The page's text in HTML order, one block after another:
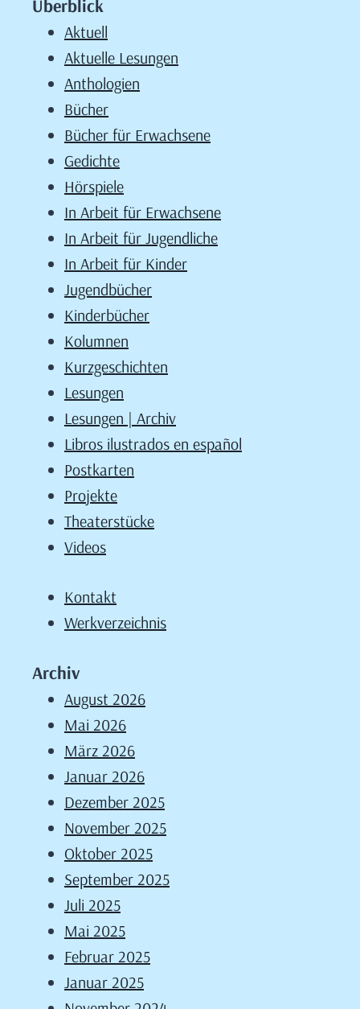
Überblick
Aktuell
Aktuelle Lesungen
Anthologien
Bücher
Bücher für Erwachsene
Gedichte
Hörspiele
In Arbeit für Erwachsene
In Arbeit für Jugendliche
In Arbeit für Kinder
Jugendbücher
Kinderbücher
Kolumnen
Kurzgeschichten
Lesungen
Lesungen | Archiv
Libros ilustrados en español
Postkarten
Projekte
Theaterstücke
Videos
Kontakt
Werkverzeichnis
Archiv
August 2026
Mai 2026
März 2026
Januar 2026
Dezember 2025
November 2025
Oktober 2025
September 2025
Juli 2025
Mai 2025
Februar 2025
Januar 2025